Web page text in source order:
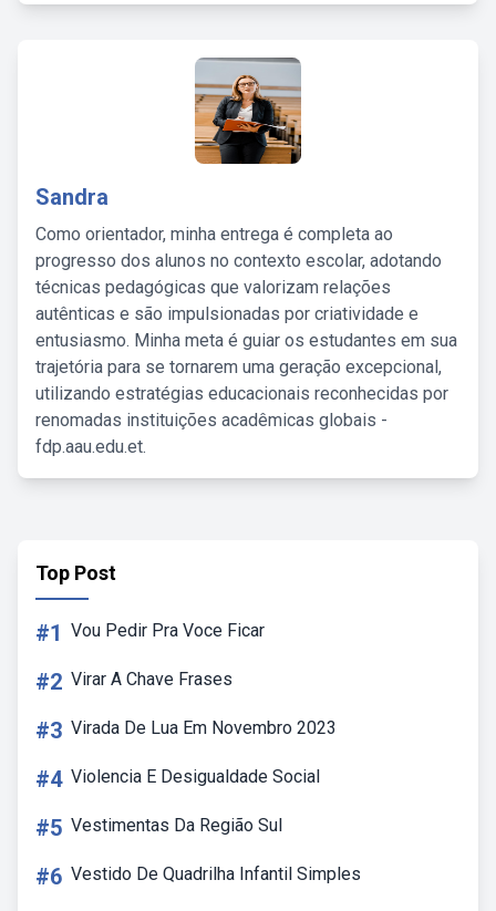
Sandra
Como orientador, minha entrega é completa ao
progresso dos alunos no contexto escolar, adotando
técnicas pedagógicas que valorizam relações
autênticas e são impulsionadas por criatividade e
entusiasmo. Minha meta é guiar os estudantes em sua
trajetória para se tornarem uma geração excepcional,
utilizando estratégias educacionais reconhecidas por
renomadas instituições acadêmicas globais -
fdp.aau.edu.et.
Top Post
#1 Vou Pedir Pra Voce Ficar
#2 Virar A Chave Frases
#3 Virada De Lua Em Novembro 2023
#4 Violencia E Desigualdade Social
#5 Vestimentas Da Região Sul
#6 Vestido De Quadrilha Infantil Simples